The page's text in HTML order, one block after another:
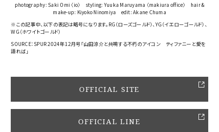
photography: Saki Omi 〈io〉 styling: Yuuka Maruyama 〈makiura office〉 hair &
make-up: Kiyoko Ninomiya edit: Akane Chuma
※この記事中、以下の表記は略号になります。RG（ローズゴールド）、YG（イエローゴールド）、
WG（ホワイトゴールド）
SOURCE：SPUR 2024年12月号「山田涼介と共鳴する不朽のアイコン ティファニーと愛を
語れば」
OFFICIAL SITE
OFFICIAL LINE